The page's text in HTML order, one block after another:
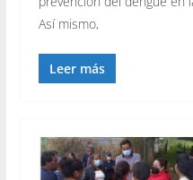
Así mismo,
Leer más